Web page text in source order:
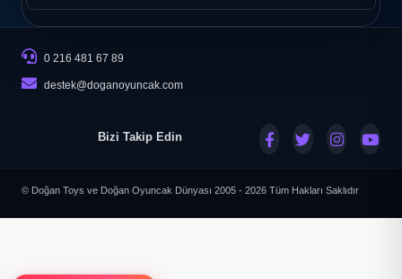
0 216 481 67 89
destek@doganoyuncak.com
Bizi Takip Edin
© Doğan Toys ve Doğan Oyuncak Dünyası 2005 - 2026 Tüm Hakları Saklıdır